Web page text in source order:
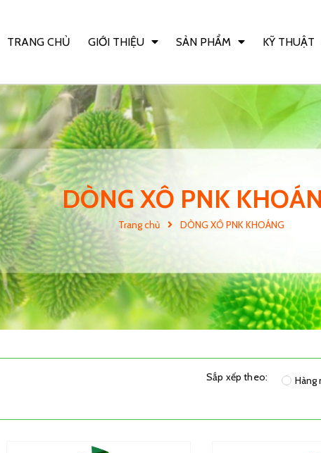
TRANG CHỦ GIỚI THIỆU SẢN PHẨM KỸ THUẬT
DÒNG XÔ PNK
Trang chủ DÒNG XÔ PNK KHOÁNG
Sắp xếp theo: Hàng